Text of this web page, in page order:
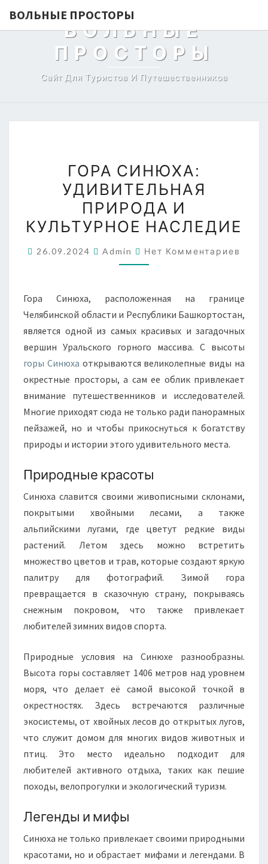
ВОЛЬНЫЕ ПРОСТОРЫ
ВОЛЬНЫЕ
ПРОСТОРЫ
Сайт Для Туристов И Путешественников
СИНЮХА:
УДИВИТЕЛЬНАЯ
ПРИРОДА
И
НАСЛЕДИЕ
ГОРА СИНЮХА:
УДИВИТЕЛЬНАЯ
ПРИРОДА И
КУЛЬТУРНОЕ НАСЛЕДИЕ
26.09.2024 Admin Комментарии
Нет Комментариев
Гора Синюха, расположенная на границе
Челябинской области и Республики Башкортостан,
является одной из самых красивых и загадочных
вершин Уральского горного массива. С высоты
горы Синюха открываются великолепные виды на
окрестные просторы, а сам ее облик привлекает
внимание путешественников и исследователей.
Многие приходят сюда не только ради панорамных
пейзажей, но и чтобы прикоснуться к богатству
природы и истории этого удивительного места.
Природные красоты
Синюха славится своими живописными склонами,
покрытыми хвойными лесами, а также
альпийскими лугами, где цветут редкие виды
растений. Летом здесь можно встретить
множество цветов и трав, которые создают яркую
палитру для фотографий. Зимой гора
превращается в сказочную страну, покрываясь
снежным покровом, что также привлекает
любителей зимних видов спорта.
Природные условия на Синюхе разнообразны.
Высота горы составляет 1406 метров над уровнем
моря, что делает её самой высокой точкой в
окрестностях. Здесь встречаются различные
экосистемы, от хвойных лесов до открытых лугов,
что служит домом для многих видов животных и
птиц. Это место идеально подходит для
любителей активного отдыха, таких как пешие
походы, велопрогулки и экологический туризм.
Легенды и мифы
Синюха не только привлекает своими природными
красотами, но и обрастает мифами и легендами. В